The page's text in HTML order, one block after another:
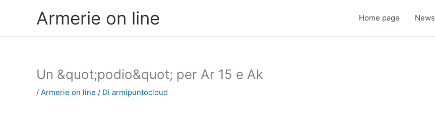
Armerie on line Home page News
Un &quot;podio&quot; per Ar 15 e Ak
/ Armerie on line / Di armipuntocloud